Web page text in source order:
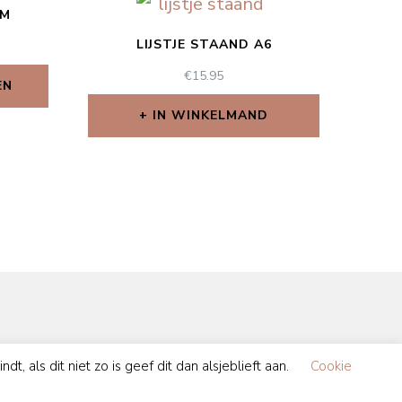
LIJSTJE STAAND A6
€15.95
IN WINKELMAND
als dit niet zo is geef dit dan alsjeblieft aan. Cookie